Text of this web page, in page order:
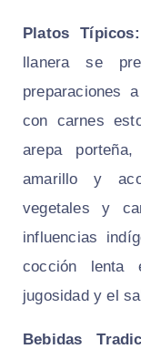
Platos Típicos:
llanera se
preparaciones
con carnes
arepa porteña,
amarillo y
vegetales y
influencias
cocción lenta
jugosidad y el
Bebidas